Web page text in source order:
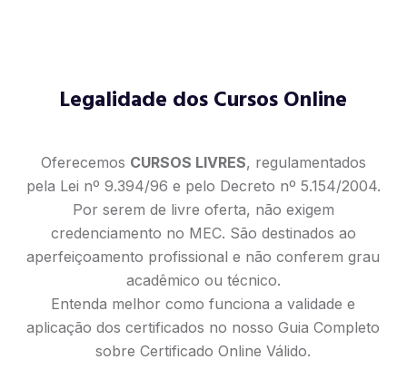
Legalidade dos Cursos Online
Oferecemos CURSOS LIVRES, regulamentados
pela Lei nº 9.394/96 e pelo Decreto nº 5.154/2004.
Por serem de livre oferta, não exigem
credenciamento no MEC. São destinados ao
aperfeiçoamento profissional e não conferem grau
acadêmico ou técnico.
Entenda melhor como funciona a validade e
aplicação dos certificados no nossoGuia Completo
sobre Certificado Online Válido.